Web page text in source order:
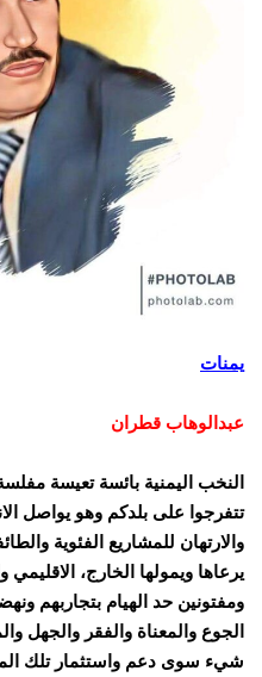
يمنات
عبدالوهاب قطران
النخب اليمنية بائسة تعيسة
تتفرجوا على بلدكم وهو يواصل
والارتهان للمشاريع الفئوية
يرعاها ويمولها الخارج، الاقليمي
ومفتونين حد الهيام بتجاربهم
الجوع والمعناة والفقر والجهل
شيء سوى دعم واستثمار تلك